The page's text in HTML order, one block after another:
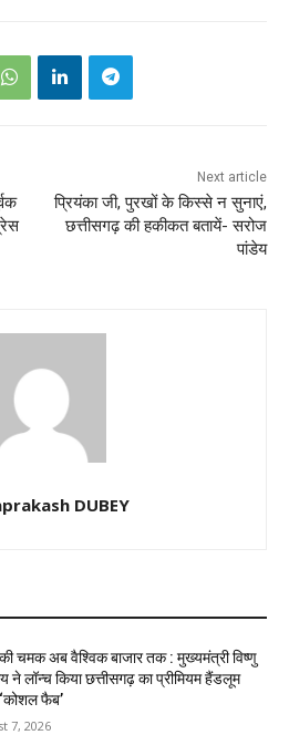
Next article
प्रियंका जी, पुरखों के किस्से न सुनाएं,
छत्तीसगढ़ की हकीकत बतायें- सरोज
पांडेय
DUBEY
चमक अब वैश्विक बाजार तक : मुख्यमंत्री विष्णु
ने लॉन्च किया छत्तीसगढ़ का प्रीमियम हैंडलूम
फैब’
7, 2026